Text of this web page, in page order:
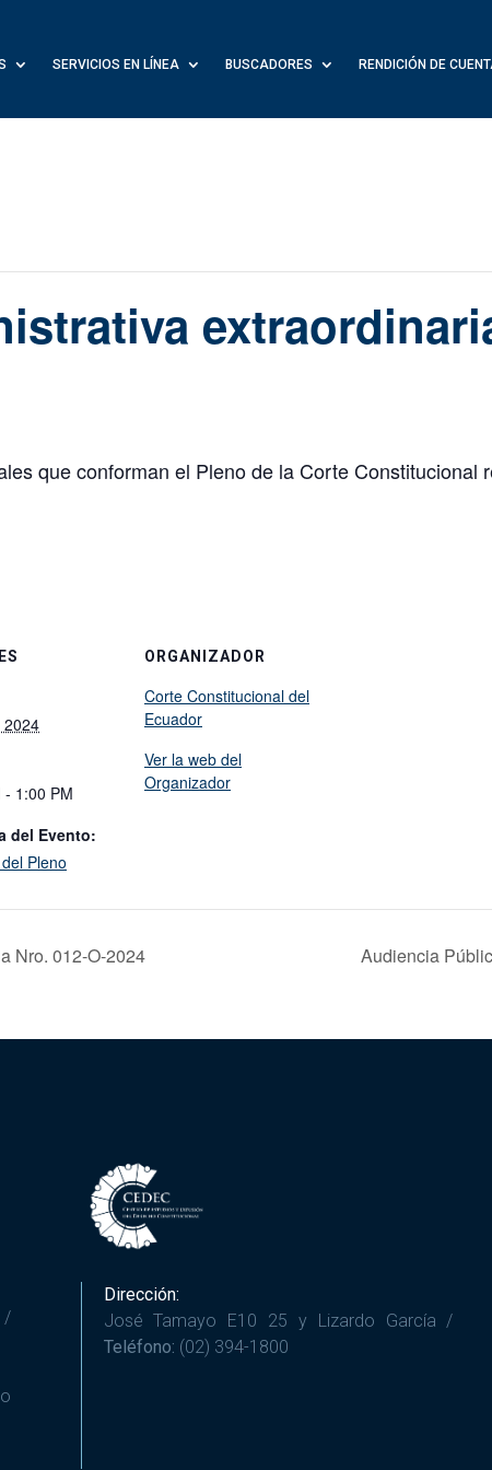
SERVICIOS EN LÍNEA BUSCADORES RENDICIÓN DE
que conforman el Pleno de la Corte Constitucional
2024
- 1:00 PM
del Evento:
Pleno
ORGANIZADOR
Corte Constitucional del
Ecuador
Ver la web del
Organizador
Nro. 012-O-2024 Audiencia
/
Dirección:
José Tamayo E10 25 y Lizardo García /
Teléfono: (02) 394-1800